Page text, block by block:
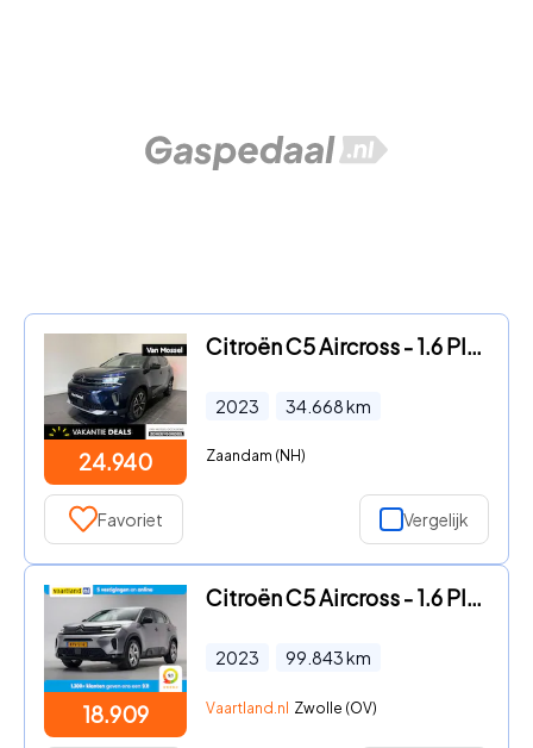
24.940
Citroën C5 Aircross - 1.6 Plug-in Hybrid 225 Shine | APPLE CARPLAY & ANDROID AUTO
2023 34.668km
Zaandam (NH)
Favoriet Vergelijk
18.909
Citroën C5 Aircross - 1.6 Plug-in Hybrid 225pk Feel Aut [ Navi Trekhaak Camera Cli
2023 99.843km
Vaartland.nl Zwolle (OV)